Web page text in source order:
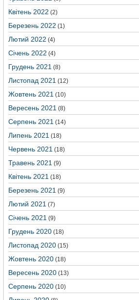
Квітень 2022 (2)
Березень 2022 (1)
Лютий 2022 (4)
Січень 2022 (4)
Грудень 2021 (8)
Листопад 2021 (12)
Жовтень 2021 (10)
Вересень 2021 (8)
Серпень 2021 (14)
Липень 2021 (18)
Червень 2021 (18)
Травень 2021 (9)
Квітень 2021 (18)
Березень 2021 (9)
Лютий 2021 (7)
Січень 2021 (9)
Грудень 2020 (18)
Листопад 2020 (15)
Жовтень 2020 (18)
Вересень 2020 (13)
Серпень 2020 (10)